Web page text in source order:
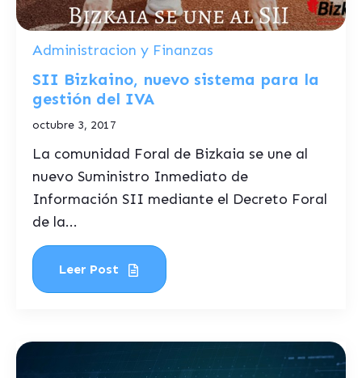
Administracion y Finanzas
SII Bizkaino, nuevo sistema para la
gestión del IVA
octubre 3, 2017
La comunidad Foral de Bizkaia se une al
nuevo Suministro Inmediato de
Información SII mediante el Decreto Foral
de la...
Leer Post